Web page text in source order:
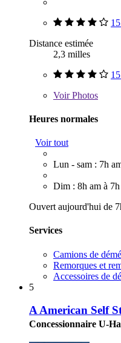
Distance estimée
2,3 milles
VoirPhotos
Heures normales
Voir tout
Lun - sam : 7h
Dim : 8h am à
Ouvert aujourd'hui de
Services
Camions de
Remorques et
Accessoires de
5
A American Self
Concessionnaire U-